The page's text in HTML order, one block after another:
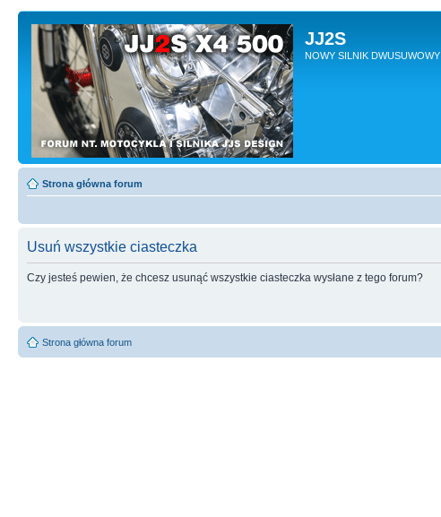
JJ2S
NOWY SILNIK DWUSUWOWY
Strona główna forum
Usuń wszystkie ciasteczka
Czy jesteś pewien, że chcesz usunąć wszystkie ciasteczka wysłane z tego forum?
Strona główna forum